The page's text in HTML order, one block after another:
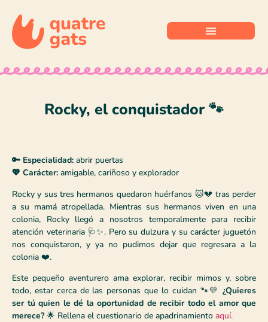
Rocky, el conquistador 🐾
🔑 Especialidad: abrir puertas
💖 Carácter: amigable, cariñoso y explorador
Rocky y sus tres hermanos quedaron huérfanos 🐱💔 tras perder
a su mamá atropellada. Mientras sus hermanos viven en una
colonia, Rocky llegó a nosotros temporalmente para recibir
atención veterinaria 🩺✨. Pero su dulzura y su carácter juguetón
nos conquistaron, y ya no pudimos dejar que regresara a la
colonia ❤️.
Este pequeño aventurero ama explorar, recibir mimos y, sobre
todo, estar cerca de las personas que lo cuidan 🐾💛 ¿Quieres
ser tú quien le dé la oportunidad de recibir todo el amor que
merece?🌟 Rellena el cuestionario de apadrinamiento aquí.